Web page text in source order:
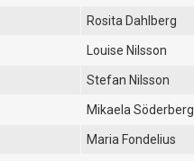
Rosita Dahlberg
Louise Nilsson
Stefan Nilsson
Mikaela Söderberg
Maria Fondelius